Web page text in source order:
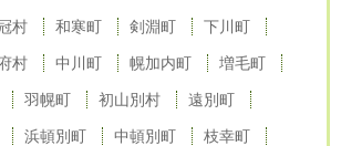
村 和寒町 剣淵町 下川町
村 中川町 幌加内町 増毛町
羽幌町 初山別村 遠別町
浜頓別町 中頓別町 枝幸町